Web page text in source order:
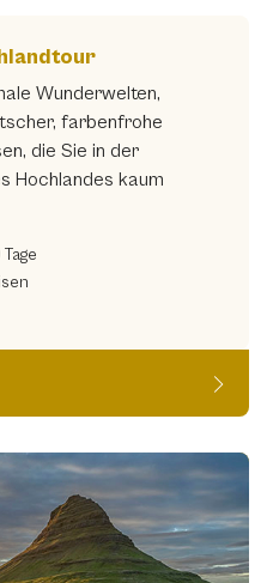
Wunderwelten,
farbenfrohe
die Sie in der
Hochlandes kaum
Tage